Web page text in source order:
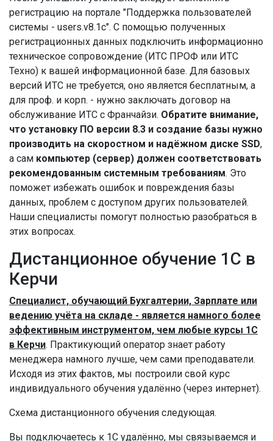
регистрацию на портале "Поддержка пользователей
системы - users.v8.1c". С помощью полученных
регистрационных данных подключить информационно
техническое сопровождение (ИТС ПРОФ или ИТС
Техно) к вашей информационной базе. Для базовых
версий ИТС не требуется, оно является бесплатным, а
для проф. и корп. - нужно заключать договор на
обслуживание ИТС с Франчайзи. Обратите внимание,
что установку ПО версии 8.3 и создание базы нужно
производить на скоростном и надёжном диске SSD,
а сам компьютер (сервер) должен соответствовать
рекомендованным системным требованиям. Это
поможет избежать ошибок и повреждения базы
данных, проблем с доступом других пользователей.
Наши специалисты помогут полностью разобраться в
этих вопросах.
Дистанционное обучение 1С в
Керчи
Специалист, обучающий Бухгалтерии, Зарплате или
ведению учёта на складе - является намного более
эффективным инструментом, чем любые курсы 1С
в Керчи. Практикующий оператор знает работу
менеджера намного лучше, чем сами преподаватели.
Исходя из этих фактов, мы построили свой курс
индивидуального обучения удалённо (через интернет).
Схема дистанционного обучения следующая.
Вы подключаетесь к 1С удалённо, мы связываемся и